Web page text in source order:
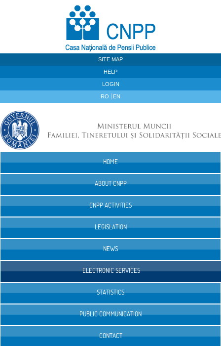
SITE MAP
HELP
LOGIN
RO EN
HOME
ABOUT CNPP
CNPP ACTIVITIES
LEGISLATION
NEWS
ELECTRONIC SERVICES
STATISTICS
PUBLIC COMMUNICATION
CONTACT